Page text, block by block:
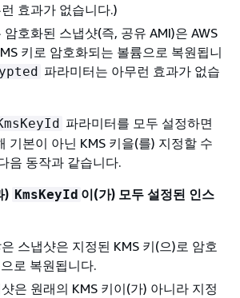
효과가 없습니다.)
호화된 스냅샷(즉, 공유 AMI)은 AWS
키로 암호화되는 볼륨으로 복원됩니
파라미터는 아무런 효과가 없습
파라미터를 모두 설정하면
기본이 아닌 KMS 키을(를) 지정할 수
음 동작과 같습니다.
) KmsKeyId 이(가) 모두 설정된 인스
스냅샷은 지정된 KMS 키(으)로 암호
로 복원됩니다.
은 원래의 KMS 키이(가) 아니라 지정